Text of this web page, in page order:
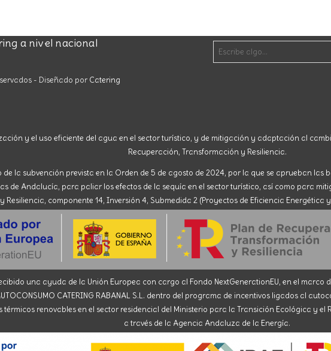
a nivel nacional
- Diseñado por Catering
y el uso eficiente del agua en el sector turístico, y de mitigación y adaptación al
Recuperación, Transformación y Resiliencia.
de la subvención prevista en la Orden de 5 de agosto de 2024, por la que se aprueban
de Andalucía, para paliar los efectos de la sequía en el sector turístico, así como para
componente 14, Inversión 4, Submedida 2 (Proyectos de Eficiencia
una ayuda de la Unión Europea con cargo al Fondo NextGenerationEU, en el
CATERING RABANAL S.L. dentro del programa de incentivos ligados al
renovables en el sector residencial del Ministerio para la Transición Ecológica y
a través de la Agencia Andaluza de la Energía.